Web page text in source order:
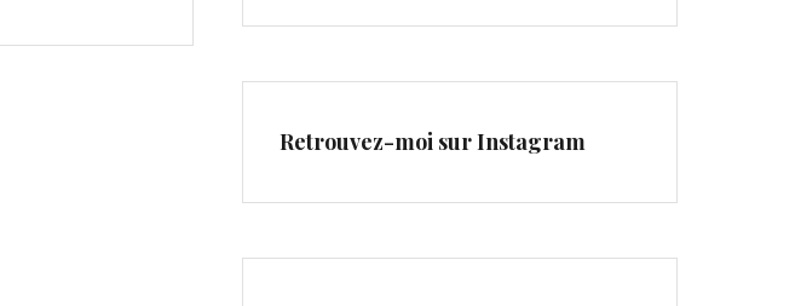
Retrouvez-moi sur Instagram